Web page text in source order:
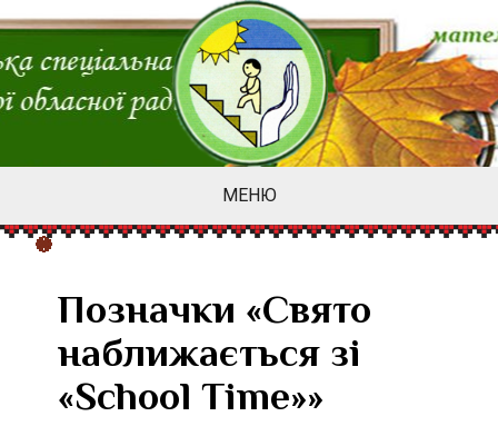
МЕНЮ
Позначки «Свято
наближається зі
«School Тime»»